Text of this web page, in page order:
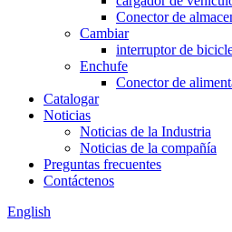
Conector de
Cambiar
interruptor de
Enchufe
Conector de
Catalogar
Noticias
Noticias de la Industria
Noticias de la compañía
Preguntas frecuentes
Contáctenos
English